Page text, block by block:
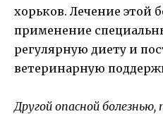
хорьков. Лечение этой
применение
регулярную диету и
ветеринарную
Другой опасной